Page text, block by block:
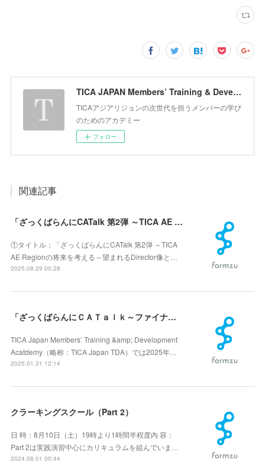
TICA JAPAN Members’ Training & Development Acatdemy
TICAアジアリジョンの次世代を担うメンバーの学び
のためのアカデミー
フォロー
関連記事
「ざっくばらんにCATalk 第2弾 ～TICA AE Regionの将来を考える～望まれるDirector像とは？(9月8日更新）
①タイトル：「ざっくばらんにCATalk 第2弾 ～TICA
AE Regionの将来を考える～望まれるDirector像と…
2025.08.29 00:28
「ざっくばらんにＣＡＴａｌｋ～ファイナル要件の緩和／スタンダードとショーのあり方など意見交換～
TICA Japan Members’ Training &amp; Development
Acatdemy（略称：TICA Japan TDA）では2025年…
2025.01.31 12:14
クラーキングスクール（Part 2）
日 時：8月10日（土）19時より1時間半程度内 容：
Part 2は実践演習中心にカリキュラムを組んでいま…
2024.08.01 00:44